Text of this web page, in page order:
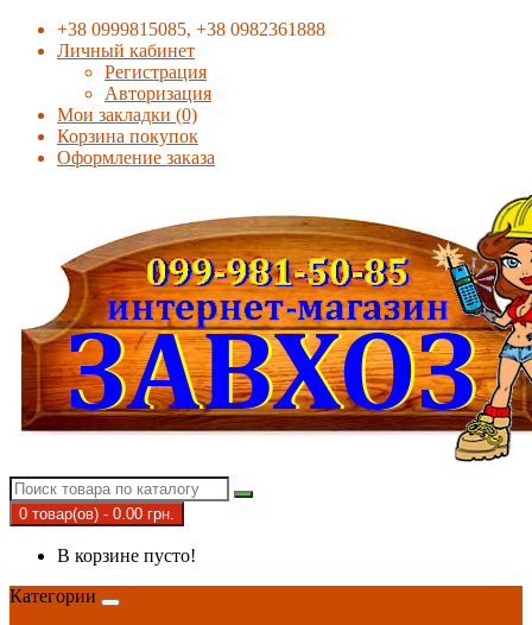
+38 0999815085, +38 0982361888
Личный кабинет
Регистрация
Авторизация
Мои закладки (0)
Корзина покупок
Оформление заказа
0 товар(ов) - 0.00 грн.
В корзине пусто!
Категории